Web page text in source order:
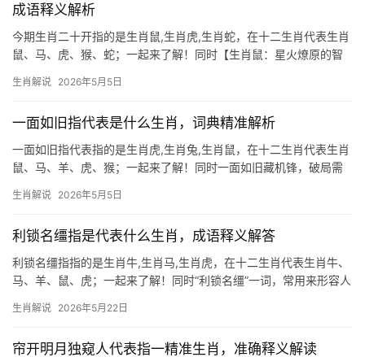
成语释义解析
今期生肖二十开指的是生肖鼠,生肖虎,生肖蛇，在十二生肖代表生肖
鼠、马、虎、猴、蛇；一起来了解！同时【生肖鼠：星火燎原的智
加为八，对应八卦中“离”卦，象征火；而“二十开”可解为“鼠”字上半
生肖解说 2026年5月5日
一面如旧指代表是什么生肖，词典精准解析
一面如旧指代表指的是生肖虎,生肖兔,生肖鼠，在十二生肖代表生肖
鼠、马、羊、虎、猴；一起来了解！同时一面如旧藏机锋，破局需
首，天生机敏却多疑，与人初遇时热情如故交，实则暗中观察，明
生肖解说 2026年5月5日
利锁名缰指是代表什么生肖，成语释义解答
利锁名缰指指的是生肖牛,生肖马,生肖虎，在十二生肖代表生肖牛、
马、羊、鼠、虎；一起来了解！同时“利锁名缰”一词，常用来形容人
肖马，牛性勤恳，一生劳碌为生计所困；马奔千里，却易被缰绳牵
生肖解说 2026年5月22日
帘开明月独窥人代表指一精准生肖，准确释义解读